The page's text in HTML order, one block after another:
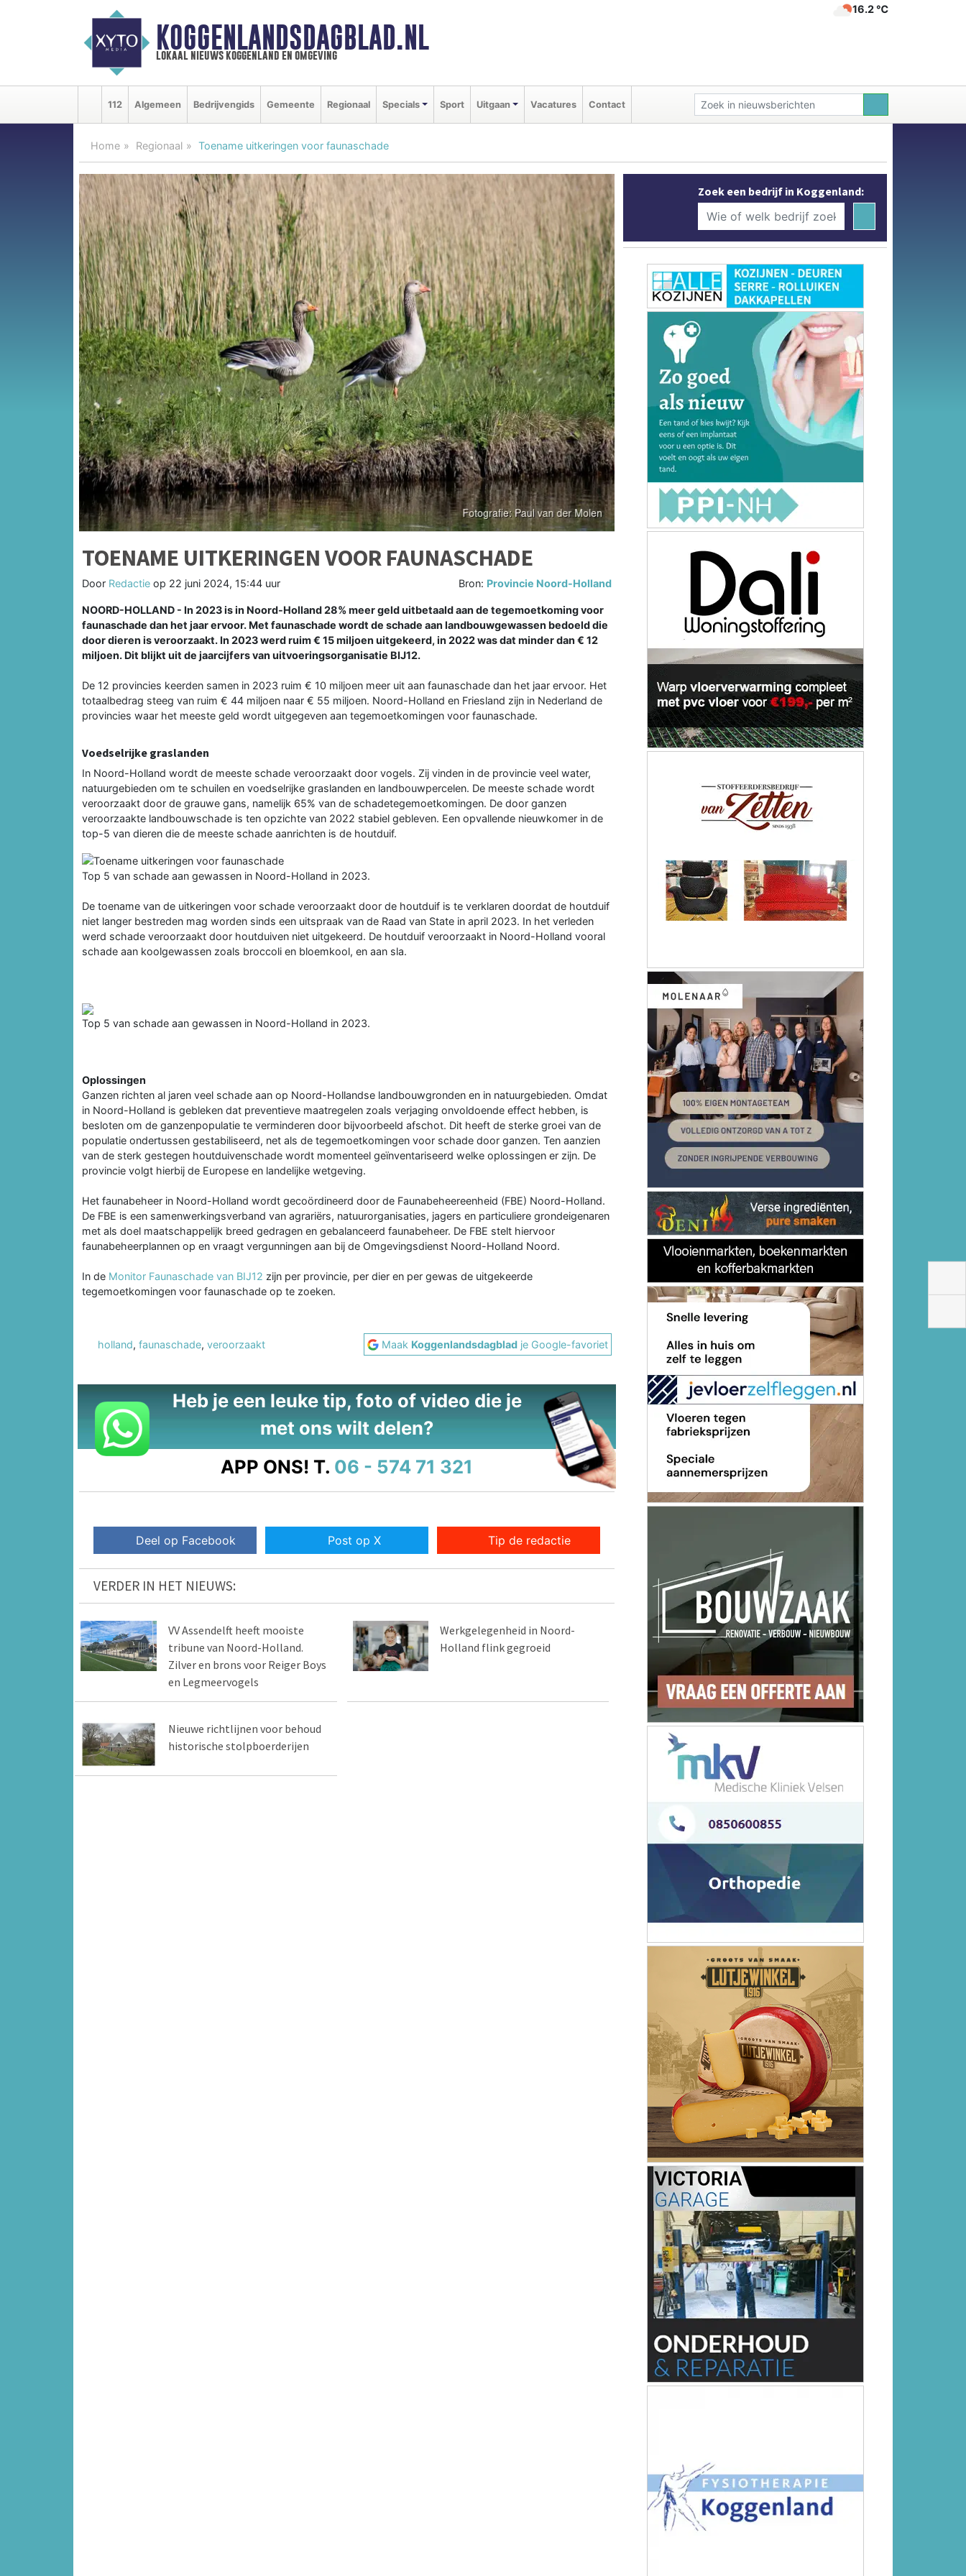
KOGGENLANDSDAGBLAD.NL
lokaal nieuws koggenland en omgeving
16.2 ℃
112 Algemeen Bedrijvengids Gemeente Regionaal Specials Sport Uitgaan Vacatures Contact
Home Regionaal Toename uitkeringen voor faunaschade
TOENAME UITKERINGEN VOOR FAUNASCHADE
Door Redactie op 22 juni 2024, 15:44 uur Bron: Provincie Noord-Holland
NOORD-HOLLAND - In 2023 is in Noord-Holland 28% meer geld uitbetaald aan de tegemoetkoming voor
faunaschade dan het jaar ervoor. Met faunaschade wordt de schade aan landbouwgewassen bedoeld die
door dieren is veroorzaakt. In 2023 werd ruim € 15 miljoen uitgekeerd, in 2022 was dat minder dan € 12
miljoen. Dit blijkt uit de jaarcijfers van uitvoeringsorganisatie BIJ12.
De 12 provincies keerden samen in 2023 ruim € 10 miljoen meer uit aan faunaschade dan het jaar ervoor. Het
totaalbedrag steeg van ruim € 44 miljoen naar € 55 miljoen. Noord-Holland en Friesland zijn in Nederland de
provincies waar het meeste geld wordt uitgegeven aan tegemoetkomingen voor faunaschade.
Voedselrijke graslanden
In Noord-Holland wordt de meeste schade veroorzaakt door vogels. Zij vinden in de provincie veel water,
natuurgebieden om te schuilen en voedselrijke graslanden en landbouwpercelen. De meeste schade wordt
veroorzaakt door de grauwe gans, namelijk 65% van de schadetegemoetkomingen. De door ganzen
veroorzaakte landbouwschade is ten opzichte van 2022 stabiel gebleven. Een opvallende nieuwkomer in de
top-5 van dieren die de meeste schade aanrichten is de houtduif.
Top 5 van schade aan gewassen in Noord-Holland in 2023.
De toename van de uitkeringen voor schade veroorzaakt door de houtduif is te verklaren doordat de houtduif
niet langer bestreden mag worden sinds een uitspraak van de Raad van State in april 2023. In het verleden
werd schade veroorzaakt door houtduiven niet uitgekeerd. De houtduif veroorzaakt in Noord-Holland vooral
schade aan koolgewassen zoals broccoli en bloemkool, en aan sla.
Top 5 van schade aan gewassen in Noord-Holland in 2023.
Oplossingen
Ganzen richten al jaren veel schade aan op Noord-Hollandse landbouwgronden en in natuurgebieden. Omdat
in Noord-Holland is gebleken dat preventieve maatregelen zoals verjaging onvoldoende effect hebben, is
besloten om de ganzenpopulatie te verminderen door bijvoorbeeld afschot. Dit heeft de sterke groei van de
populatie ondertussen gestabiliseerd, net als de tegemoetkomingen voor schade door ganzen. Ten aanzien
van de sterk gestegen houtduivenschade wordt momenteel geïnventariseerd welke oplossingen er zijn. De
provincie volgt hierbij de Europese en landelijke wetgeving.
Het faunabeheer in Noord-Holland wordt gecoördineerd door de Faunabeheereenheid (FBE) Noord-Holland.
De FBE is een samenwerkingsverband van agrariërs, natuurorganisaties, jagers en particuliere grondeigenaren
met als doel maatschappelijk breed gedragen en gebalanceerd faunabeheer. De FBE stelt hiervoor
faunabeheerplannen op en vraagt vergunningen aan bij de Omgevingsdienst Noord-Holland Noord.
In de Monitor Faunaschade van BIJ12 zijn per provincie, per dier en per gewas de uitgekeerde
tegemoetkomingen voor faunaschade op te zoeken.
holland, faunaschade, veroorzaakt Maak Koggenlandsdagblad je Google-favoriet
Heb je een leuke tip, foto of video die je
met ons wilt delen?
APP ONS! T. 06 - 574 71 321
Deel op Facebook Post op X Tip de redactie
VERDER IN HET NIEUWS:
VV Assendelft heeft mooiste
tribune van Noord-Holland.
Zilver en brons voor Reiger Boys
en Legmeervogels
Werkgelegenheid in Noord-
Holland flink gegroeid
Nieuwe richtlijnen voor behoud
historische stolpboerderijen
Zoek een bedrijf in Koggenland: